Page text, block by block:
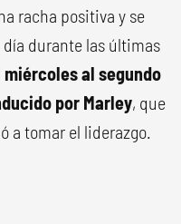
racha positiva y se
durante las últimas
al segundo
por Marley, que
a tomar el liderazgo.